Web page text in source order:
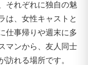
それぞれに独自の魅
は、女性キャストと
仕事帰りや週末に多
マンから、友人同士
訪れる場所です。